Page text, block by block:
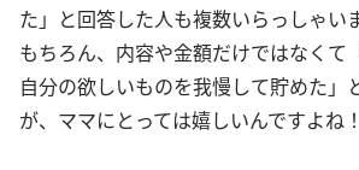
た」と回答した人も複数いらっしゃい
もちろん、内容や金額だけではなくて
自分の欲しいものを我慢して貯めた」
が、ママにとっては嬉しいんですよね！